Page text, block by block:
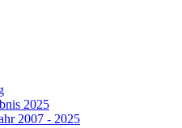
2025
2007 - 2025